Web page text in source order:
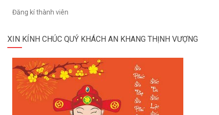
Đăng kí thành viên
XIN KÍNH CHÚC QUÝ KHÁCH AN KHANG THỊNH VƯỢNG